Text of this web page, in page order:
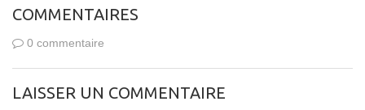
COMMENTAIRES
0 commentaire
LAISSER UN COMMENTAIRE